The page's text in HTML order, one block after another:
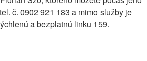
č. 0902 921 183 a mimo služby je
a bezplatnú linku 159.